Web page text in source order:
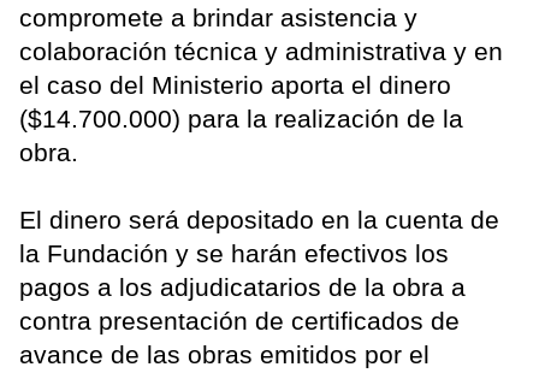
compromete a brindar asistencia y
colaboración técnica y administrativa y en
el caso del Ministerio aporta el dinero
($14.700.000) para la realización de la
obra.
El dinero será depositado en la cuenta de
la Fundación y se harán efectivos los
pagos a los adjudicatarios de la obra a
contra presentación de certificados de
avance de las obras emitidos por el